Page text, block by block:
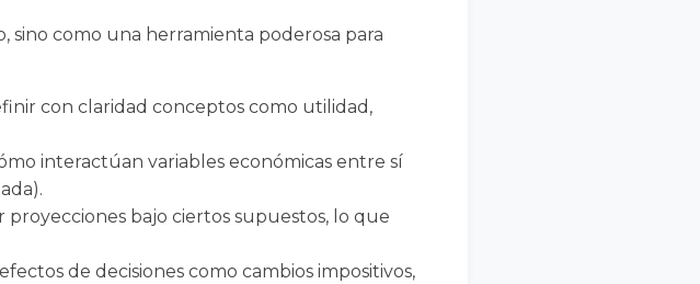
sino como una herramienta poderosa para
con claridad conceptos como utilidad,
interactúan variables económicas entre sí
bajo ciertos supuestos, lo que
de decisiones como cambios impositivos,